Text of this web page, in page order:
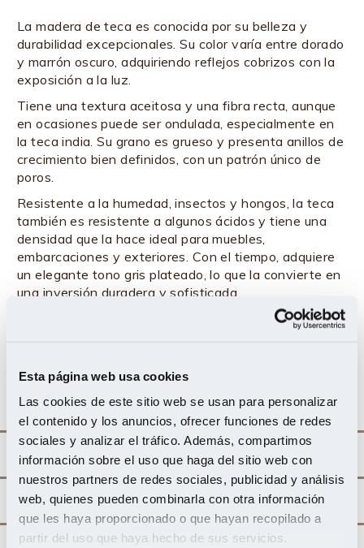
Esta página web usa cookies
Las cookies de este sitio web se usan para personalizar
el contenido y los anuncios, ofrecer funciones de redes
sociales y analizar el tráfico. Además, compartimos
información sobre el uso que haga del sitio web con
nuestros partners de redes sociales, publicidad y análisis
web, quienes pueden combinarla con otra información
que les haya proporcionado o que hayan recopilado a
partir del uso que haya hecho de sus servicios.
La madera de teca es conocida por su belleza y
durabilidad excepcionales. Su color varía entre dorado
y marrón oscuro, adquiriendo reflejos cobrizos con la
exposición a la luz.
Tiene una textura aceitosa y una fibra recta, aunque
en ocasiones puede ser ondulada, especialmente en
la teca india. Su grano es grueso y presenta anillos de
crecimiento bien definidos, con un patrón único de
poros.
Resistente a la humedad, insectos y hongos, la teca
también es resistente a algunos ácidos y tiene una
densidad que la hace ideal para muebles,
embarcaciones y exteriores. Con el tiempo, adquiere
un elegante tono gris plateado, lo que la convierte en
una inversión duradera y sofisticada.
Durabilidad
Aplicaciones y Utilización
Propiedades